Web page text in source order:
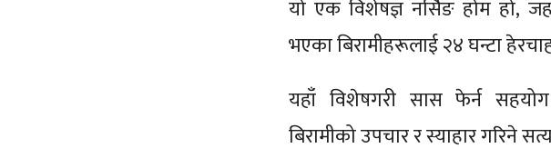
यो एक विशेषज्ञ नर्सिङ होम हो,
भएका बिरामीहरूलाई २४ घन्टा
यहाँ विशेषगरी सास फेर्न
बिरामीको उपचार र स्याहार गरिने